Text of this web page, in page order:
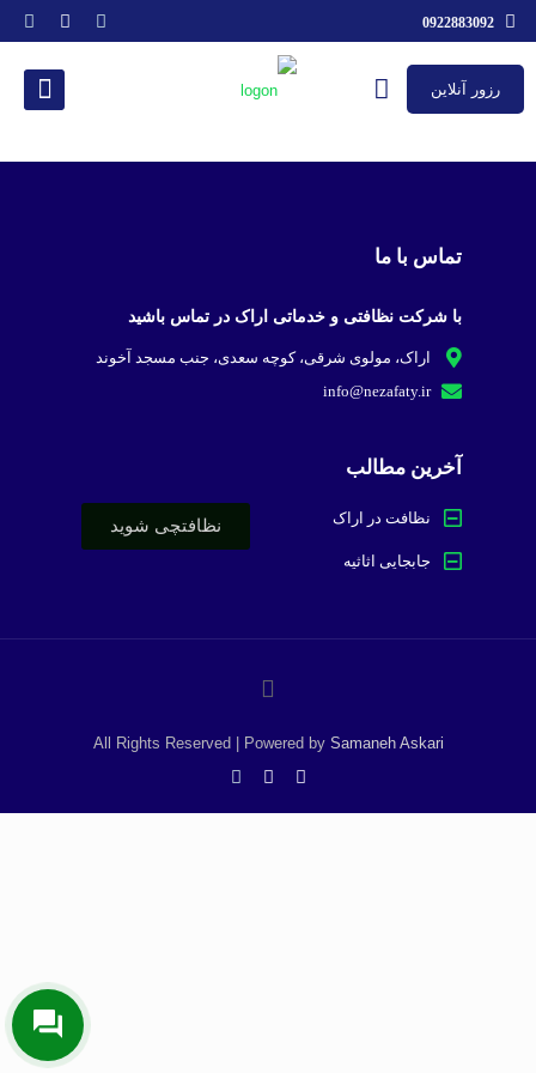
رزور آنلاین
تماس با ما
با شرکت نظافتی و خدماتی اراک در تماس باشید
اراک، مولوی شرقی، کوچه سعدی، جنب مسجد آخوند
info@nezafaty.ir
آخرین مطالب
نظافت در اراک
جابجایی اثاثیه
نظافتچی شوید
All Rights Reserved | Powered by Samaneh Askari